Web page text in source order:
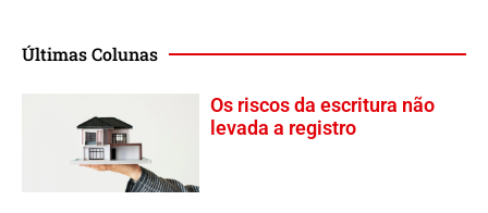
Últimas Colunas
Os riscos da escritura não
levada a registro